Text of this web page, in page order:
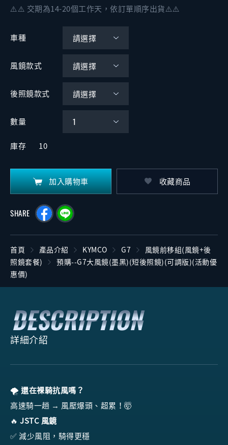
⚠️⚠️ 交期為14-20個工作天，依訂單順序出貨⚠️⚠️
車種
風鏡款式
後照鏡款式
數量
庫存 10
加入購物車 收藏商品
SHARE
首頁 產品介紹 KYMCO G7
風鏡前移組(風鏡+後
照鏡套餐)
預購--G7大風鏡(墨黑)(短後照鏡)(可調版)(活動優
惠價)
詳細介紹
🌪️ 還在裸騎抗風嗎？
高速騎一趟 → 風壓爆頭、超累！🤯
🔥 JSTC 風鏡
✅ 減少風阻，騎得更穩